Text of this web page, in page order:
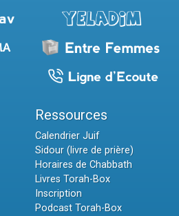
Ressources
Calendrier Juif
Sidour (livre de prière)
Horaires de Chabbath
Livres Torah-Box
Inscription
Podcast Torah-Box